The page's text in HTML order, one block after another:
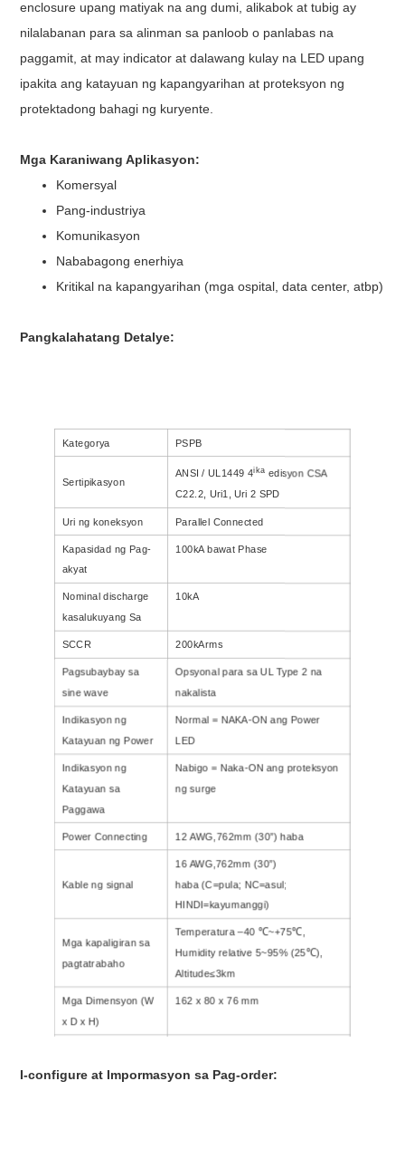
enclosure upang matiyak na ang dumi, alikabok at tubig ay
nilalabanan para sa alinman sa panloob o panlabas na
paggamit, at may indicator at dalawang kulay na LED upang
ipakita ang katayuan ng kapangyarihan at proteksyon ng
protektadong bahagi ng kuryente.
Mga Karaniwang Aplikasyon:
Komersyal
Pang-industriya
Komunikasyon
Nababagong enerhiya
Kritikal na kapangyarihan (mga ospital, data center, atbp)
Pangkalahatang Detalye:
Kategorya PSPB
Sertipikasyon
ANSI / UL1449 4ika edisyon CSA
C22.2, Uri1, Uri 2 SPD
Uri ng koneksyon Parallel Connected
Kapasidad ng Pag-
akyat
100kA bawat Phase
Nominal discharge
kasalukuyang Sa
10kA
SCCR 200kArms
Pagsubaybay sa
sine wave
Opsyonal para sa UL Type 2 na
nakalista
Indikasyon ng
Katayuan ng Power
Normal = NAKA-ON ang Power
LED
Indikasyon ng
Katayuan sa
Paggawa
Nabigo = Naka-ON ang proteksyon
ng surge
Power Connecting 12 AWG,762mm (30”) haba
Kable ng signal
16AWG,762mm (30”)
haba (C=pula; NC=asul;
HINDI=kayumanggi)
Mga kapaligiran sa
pagtatrabaho
Temperatura –40 ℃~+75℃,
Humidity relative 5~95% (25℃),
Altitude≤3km
Mga Dimensyon (W
x D x H)
162 x 80 x 76 mm
Enclosure Plastic enclosure, NEMA 4X
I-configure at Impormasyon sa Pag-order: